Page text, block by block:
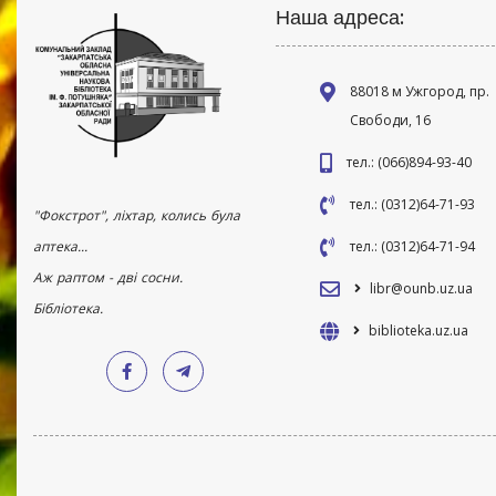
"Фокстрот", ліхтар, колись була
аптека...
Аж раптом - дві сосни.
Бібліотека.
Наша адреса:
88018 м Ужгород, пр.
Свободи, 16
тел.: (066)894-93-40
тел.: (0312)64-71-93
тел.: (0312)64-71-94
libr@ounb.uz.ua
biblioteka.uz.ua